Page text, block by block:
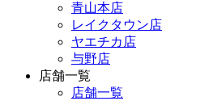
青山本店
レイクタウン店
ヤエチカ店
与野店
店舗一覧
店舗一覧